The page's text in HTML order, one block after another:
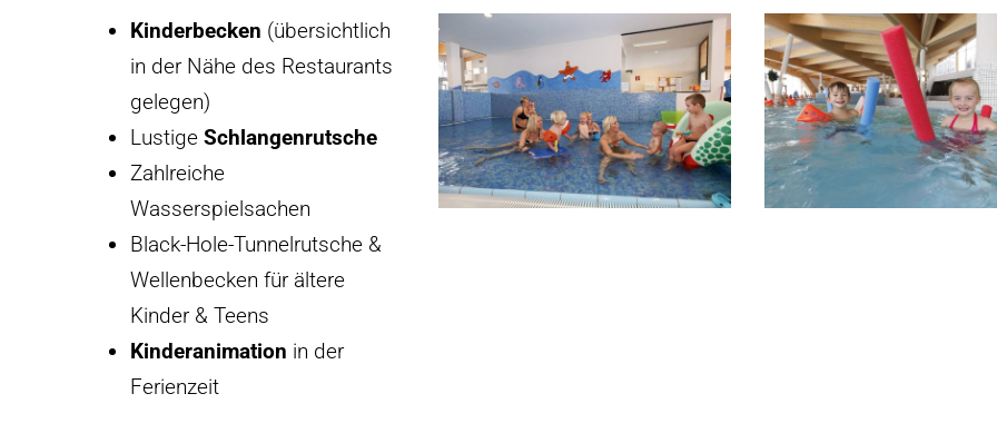
Kinderbecken (übersichtlich
in der Nähe des Restaurants
gelegen)
Lustige Schlangenrutsche
Zahlreiche
Wasserspielsachen
Black-Hole-Tunnelrutsche &
Wellenbecken für ältere
Kinder & Teens
Kinderanimation in der
Ferienzeit